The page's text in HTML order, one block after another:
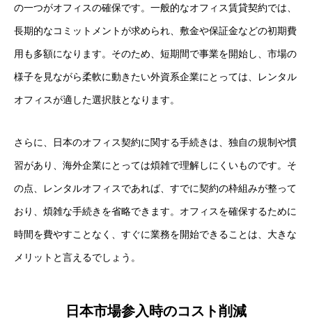
の一つがオフィスの確保です。一般的なオフィス賃貸契約では、
長期的なコミットメントが求められ、敷金や保証金などの初期費
用も多額になります。そのため、短期間で事業を開始し、市場の
様子を見ながら柔軟に動きたい外資系企業にとっては、レンタル
オフィスが適した選択肢となります。
さらに、日本のオフィス契約に関する手続きは、独自の規制や慣
習があり、海外企業にとっては煩雑で理解しにくいものです。そ
の点、レンタルオフィスであれば、すでに契約の枠組みが整って
おり、煩雑な手続きを省略できます。オフィスを確保するために
時間を費やすことなく、すぐに業務を開始できることは、大きな
メリットと言えるでしょう。
日本市場参入時のコスト削減